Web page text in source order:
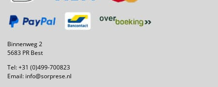
Binnenweg 2
5683 PR Best
Tel:+31 (0)499-700823
Email: info@sorprese.nl